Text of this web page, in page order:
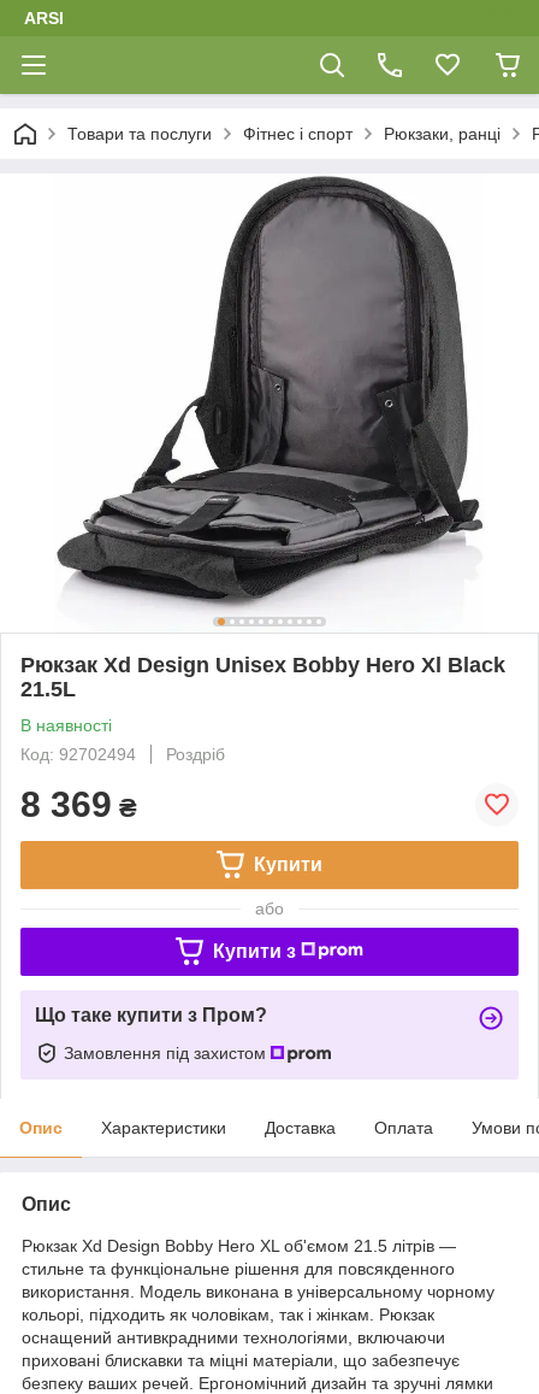
ARSI
Товари та послуги Фітнес і спорт Рюкзаки, ранці
Рюкзак Xd Design Unisex Bobby Hero Xl Black
21.5L
В наявності
Код: 92702494
Роздріб
8 369 ₴
Купити
або
Купити з
Що таке купити з Пром?
Замовлення під захистом
Опис Характеристики Доставка Оплата Умови
Опис
Рюкзак Xd Design Bobby Hero XL об'ємом 21.5 літрів —
стильне та функціональне рішення для повсякденного
використання. Модель виконана в універсальному чорному
кольорі, підходить як чоловікам, так і жінкам. Рюкзак
оснащений антивкрадними технологіями, включаючи
приховані блискавки та міцні матеріали, що забезпечує
безпеку ваших речей. Ергономічний дизайн та зручні лямки